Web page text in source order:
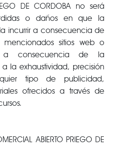
DE CORDOBA no será
o daños en que la
incurrir a consecuencia de
sitios web o
a consecuencia de la
la exhaustividad, precisión
tipo de publicidad,
ofrecidos a través de
ABIERTO PRIEGO DE